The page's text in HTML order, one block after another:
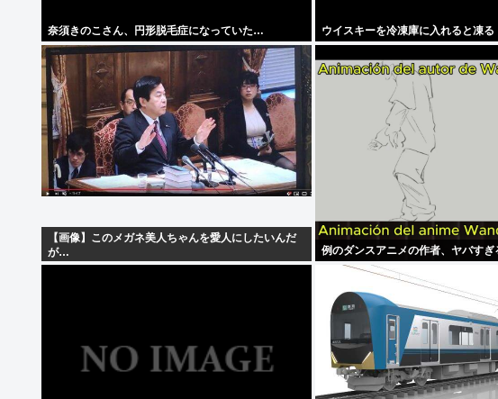
奈須きのこさん、円形脱毛症になっていた… ウイスキーを冷凍庫に入れると凍る
【画像】このメガネ美人ちゃんを愛人にしたいんだ
が…
例のダンスアニメの作者、ヤバすぎ